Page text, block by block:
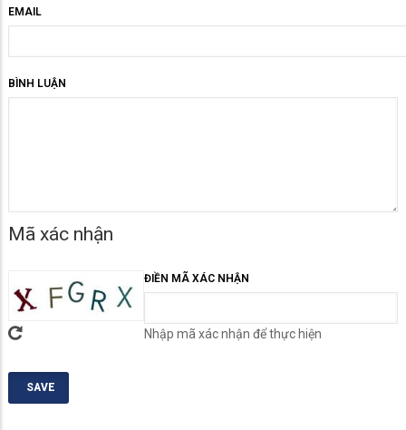
EMAIL
BÌNH LUẬN
Mã xác nhận
ĐIỀN MÃ XÁC NHẬN
Nhập mã xác nhận để thực hiện